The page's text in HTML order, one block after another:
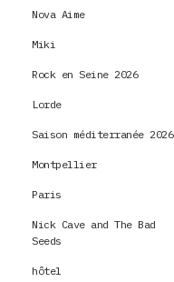
Nova Aime
Miki
Rock en Seine 2026
Lorde
Saison méditerranée 2026
Montpellier
Paris
Nick Cave and The Bad
Seeds
hôtel